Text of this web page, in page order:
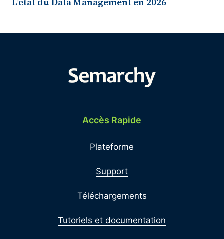
Accès Rapide
Plateforme
Support
Téléchargements
Tutoriels et documentation